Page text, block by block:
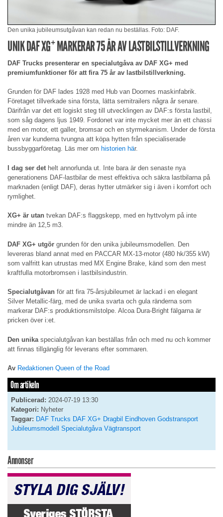
Den unika jubileumsutgåvan kan redan nu beställas. Foto: DAF.
UNIK DAF XG⁺ MARKERAR 75 ÅR AV LASTBILSTILLVERKNING
DAF Trucks presenterar en specialutgåva av DAF XG+ med
premiumfunktioner för att fira 75 år av lastbilstillverkning.
Grunden för DAF lades 1928 med Hub van Doornes maskinfabrik.
Företaget tillverkade sina första, lätta semitrailers några år senare.
Därifrån var det ett logiskt steg till utvecklingen av DAF:s första lastbil,
som såg dagens ljus 1949. Fordonet var inte mycket mer än ett chassi
med en motor, ett galler, bromsar och en styrmekanism. Under de första
åren var kunderna tvungna att köpa hytten från specialiserade
bussbyggarföretag. Läs mer om historien här.
I dag ser det helt annorlunda ut. Inte bara är den senaste nya
generationens DAF-lastbilar de mest effektiva och säkra lastbilarna på
marknaden (enligt DAF), deras hytter utmärker sig i även i komfort och
rymlighet.
XG+ är utan tvekan DAF:s flaggskepp, med en hyttvolym på inte
mindre än 12,5 m3.
DAF XG+ utgör grunden för den unika jubileumsmodellen. Den
levereras bland annat med en PACCAR MX-13-motor (480 hk/355 kW)
som valfritt kan utrustas med MX Engine Brake, känd som den mest
kraftfulla motorbromsen i lastbilsindustrin.
Specialutgåvan för att fira 75-årsjubileumet är lackad i en elegant
Silver Metallic-färg, med de unika svarta och gula ränderna som
markerar DAF:s produktionsmilstolpe. Alcoa Dura-Bright fälgarna är
pricken över i:et.
Den unika specialutgåvan kan beställas från och med nu och kommer
att finnas tillgänglig för leverans efter sommaren.
Av Redaktionen Queen of the Road
Om artikeln
Publicerad: 2024-07-19 13:30
Kategori: Nyheter
Taggar: DAF Trucks DAF XG+ Dragbil Eindhoven Godstransport
Jubileumsmodell
Specialutgåva Vägtransport
Annonser